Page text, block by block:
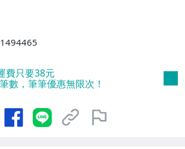
、滿5件或消費滿$1298免運
配/貨運【單件運費$120、滿5件
費只要38元
數，筆筆優惠無限次！